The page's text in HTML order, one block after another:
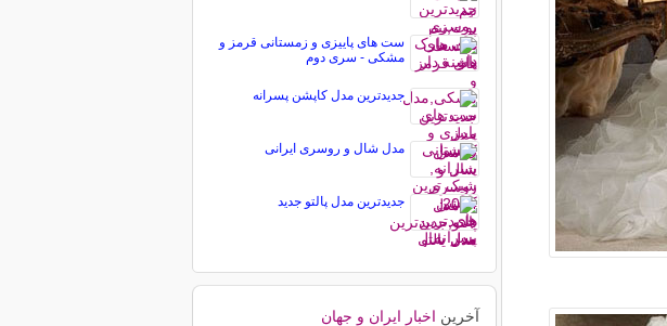
ست های پاییزی و زمستانی قرمز و
مشکی - سری دوم
جدیدترین مدل کاپشن پسرانه
مدل شال و روسری ایرانی
جدیدترین مدل پالتو جدید
آخرین اخبار ایران و جهان